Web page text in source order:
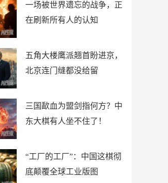
一场被世界遗忘的战争，正
在刷新所有人的认知
五角大楼鹰派翘首盼进京，
北京连门缝都没给留
三国歃血为盟剑指何方？中
东大棋有人坐不住了！
“工厂的工厂”：中国这棋彻
底颠覆全球工业版图